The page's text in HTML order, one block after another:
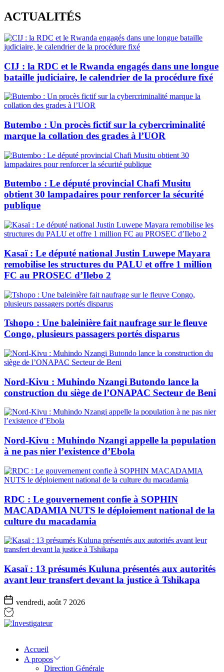
Skip
to
content
ACTUALITÉS
CIJ : la RDC et le Rwanda engagés dans une longue
bataille judiciaire, le calendrier de la procédure fixé
Butembo : Un procès fictif sur la cybercriminalité
marque la collation des grades à l’UOR
Butembo : Le député provincial Chafi Musitu
obtient 30 lampadaires pour renforcer la sécurité
publique
Kasaï : Le député national Justin Luwepe Mayara
remobilise les structures du PALU et offre 1 million
FC au PROSEC d’Ilebo 2
Tshopo : Une baleinière fait naufrage sur le fleuve
Congo, plusieurs passagers portés disparus
Nord-Kivu : Muhindo Nzangi Butondo lance la
construction du siège de l’ONAPAC Secteur de Beni
Nord-Kivu : Muhindo Nzangi appelle la population
à ne pas nier l’existence d’Ebola
RDC : Le gouvernement confie à SOPHIN
MACADAMIA NUTS le déploiement national de la
culture du macadamia
Kasaï : 13 présumés Kuluna présentés aux autorités
avant leur transfert devant la justice à Tshikapa
vendredi, août 7 2026
Accueil
A propos
Direction Générale